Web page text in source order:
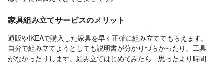
家具組み立てサービスのメリット
通販やIKEAで購入した家具を早く正確に組み立ててもらえます。
自分で組み立てようとしても説明書が分かりづらかったり、工具
がなかったりします。組み立てはじめてみたら、思ったより時間